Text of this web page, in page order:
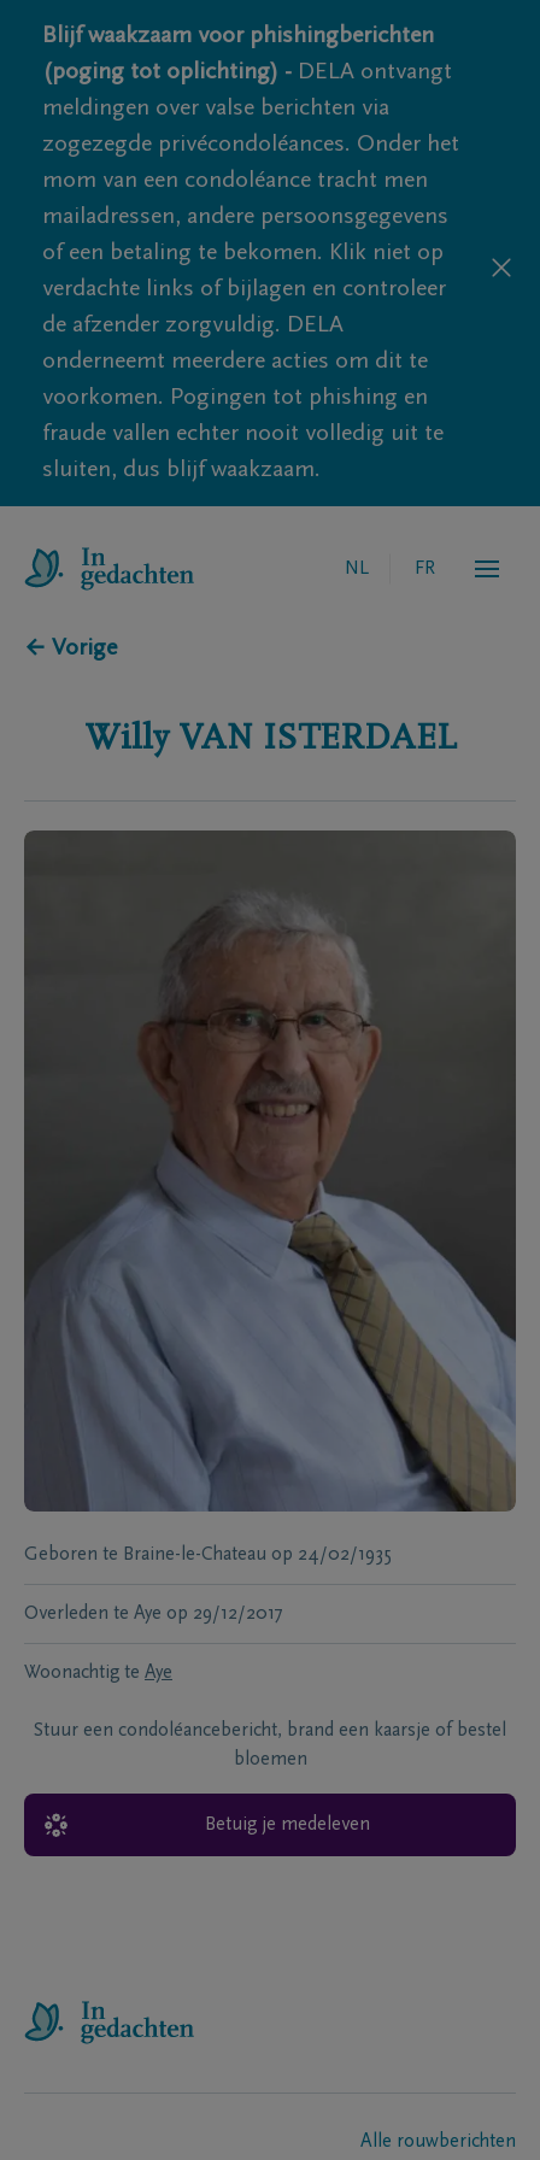
Blijf waakzaam voor phishingberichten
(poging tot oplichting) - DELA ontvangt
meldingen over valse berichten via
zogezegde privécondoléances. Onder het
mom van een condoléance tracht men
mailadressen, andere persoonsgegevens
of een betaling te bekomen. Klik niet op
verdachte links of bijlagen en controleer
de afzender zorgvuldig. DELA
onderneemt meerdere acties om dit te
voorkomen. Pogingen tot phishing en
fraude vallen echter nooit volledig uit te
sluiten, dus blijf waakzaam.
NL FR
← Vorige
Willy VAN ISTERDAEL
Geboren te Braine-le-Chateau op 24/02/1935
Overleden te Aye op 29/12/2017
Woonachtig te Aye
Stuur een condoléancebericht, brand een kaarsje of bestel
bloemen
Betuig je medeleven
Alle rouwberichten